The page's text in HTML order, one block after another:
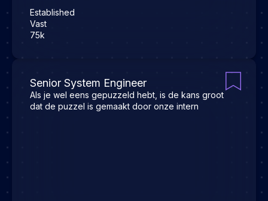
Established
Vast
75k
Senior System Engineer
Als je wel eens gepuzzeld hebt, is de kans groot
dat de puzzel is gemaakt door onze intern